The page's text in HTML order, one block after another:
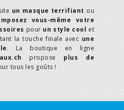
un masque terrifiant ou
vous-même votre
pour un style cool et
la touche finale avec une
. La boutique en ligne
propose plus de
tous les goûts !